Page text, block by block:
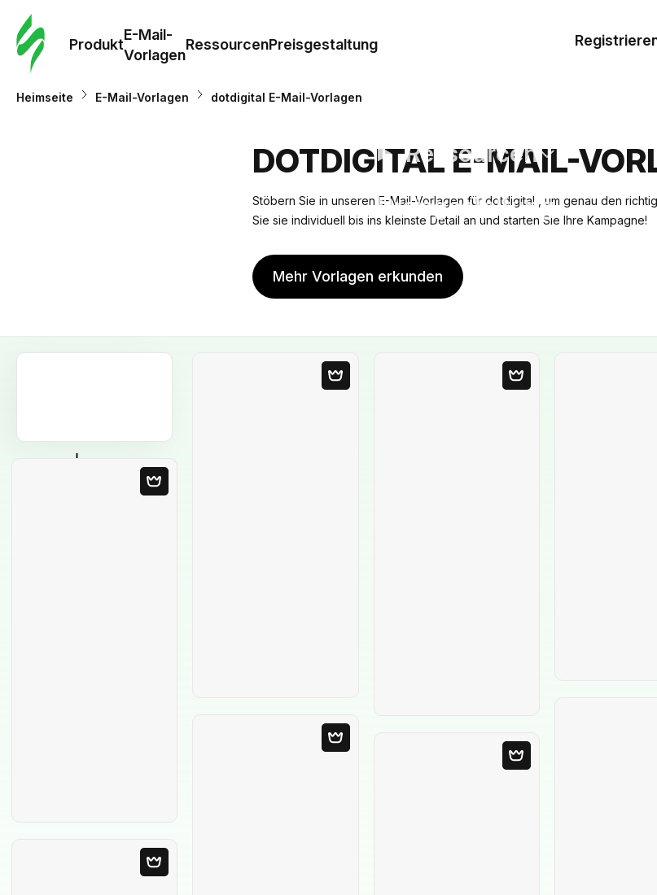
Produkt
E-Mail-
Vorlagen
RessourcenPreisgestaltung
Ressourcen
Preisgestaltung
Heimseite E-Mail-Vorlagen dotdigital E-Mail-Vorlagen
DOTDIGITAL E-MAIL-
Stöbern Sie in unseren E-Mail-Vorlagen für dotdigital , um genau den
Sie sie individuell bis ins kleinste Detail an und starten Sie Ihre Kampagne!
Mehr Vorlagen erkunden